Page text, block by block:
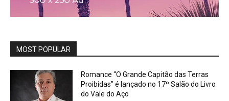
MOST POPULAR
Romance “O Grande Capitão das Terras
Proibidas” é lançado no 17º Salão do Livro
do Vale do Aço